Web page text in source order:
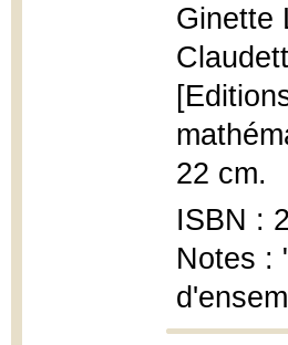
Ginette
22 cm.
ISBN :
Notes :